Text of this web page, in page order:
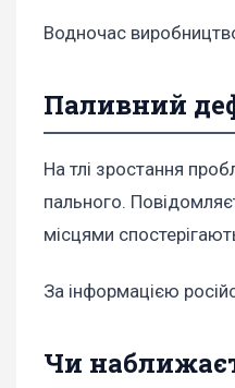
Водночас
Паливний
На тлі зростання
пального.
місцями
За інформацією
Чи